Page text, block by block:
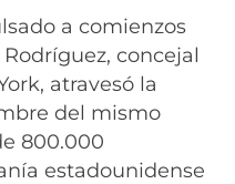
a comienzos
concejal
atravesó la
del mismo
800.000
estadounidense